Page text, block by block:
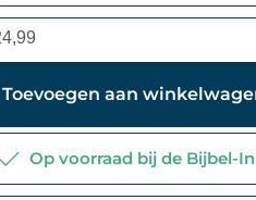
Op voorraad bij de Bijbel-In